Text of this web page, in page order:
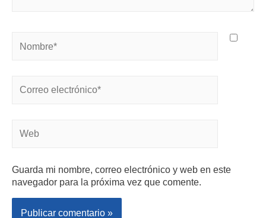
Guarda mi nombre, correo electrónico y web en este
navegador para la próxima vez que comente.